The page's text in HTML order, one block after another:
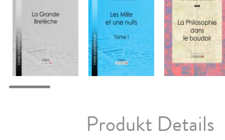
Produkt Details